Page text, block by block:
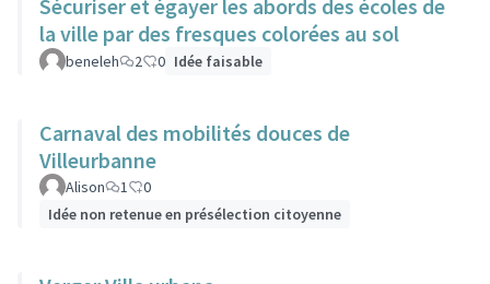
Sécuriser et égayer les abords des écoles de
la ville par des fresques colorées au sol
beneleh 2 0 Idée faisable
Carnaval des mobilités douces de
Villeurbanne
Alison 1
0
Idée non retenue en présélection citoyenne